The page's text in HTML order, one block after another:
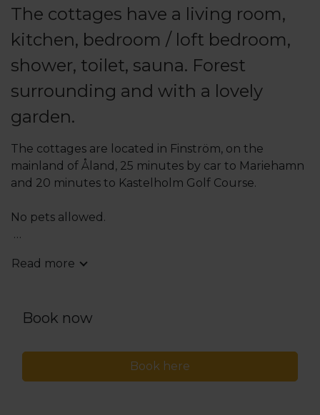
The cottages have a living room,
kitchen, bedroom / loft bedroom,
shower, toilet, sauna. Forest
surrounding and with a lovely
garden.
The cottages are located in Finström, on the
mainland of Åland, 25 minutes by car to Mariehamn
and 20 minutes to Kastelholm Golf Course.
No pets allowed.
end cleaning is booked, check-out is at 11:00 AM.
Read more
Book now
Book here